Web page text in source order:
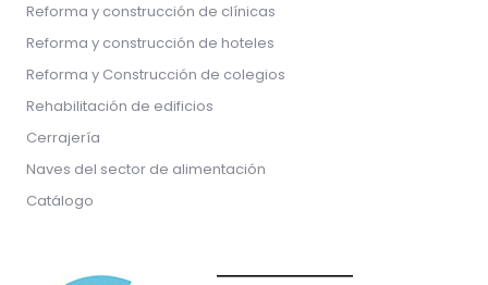
Reforma y construcción de clínicas
Reforma y construcción de hoteles
Reforma y Construcción de colegios
Rehabilitación de edificios
Cerrajería
Naves del sector de alimentación
Catálogo